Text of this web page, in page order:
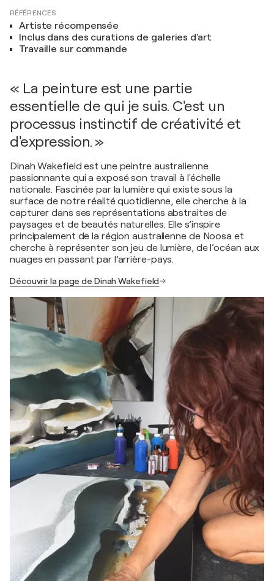
RÉFÉRENCES
Artiste récompensée
Inclus dans des curations de galeries d'art
Travaille sur commande
« La peinture est une partie
essentielle de qui je suis. C'est un
processus instinctif de créativité et
d'expression. »
Dinah Wakefield est une peintre australienne
passionnante qui a exposé son travail à l'échelle
nationale. Fascinée par la lumière qui existe sous la
surface de notre réalité quotidienne, elle cherche à la
capturer dans ses représentations abstraites de
paysages et de beautés naturelles. Elle s’inspire
principalement de la région australienne de Noosa et
cherche à représenter son jeu de lumière, de l’océan aux
nuages en passant par l’arrière-pays.
Découvrir la page de Dinah Wakefield